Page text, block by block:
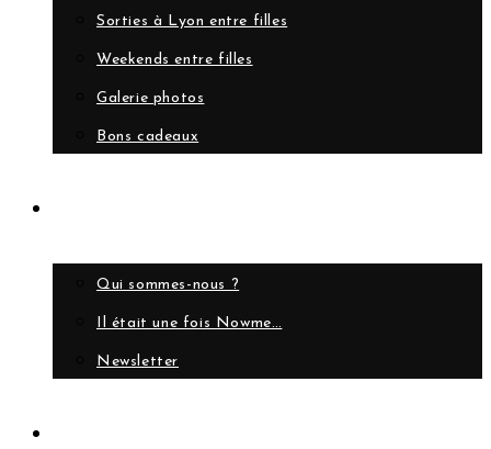
Sorties à Lyon entre filles
Weekends entre filles
Galerie photos
Bons cadeaux
Qui sommes-nous ?
Il était une fois Nowme…
Newsletter